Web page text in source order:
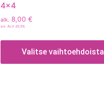
4×4
alk. 8,00 €
sis. ALV 25,5%
Valitse vaihtoehdoista